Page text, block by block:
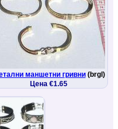
маншетни гривни(brgl)
Цена €1.65